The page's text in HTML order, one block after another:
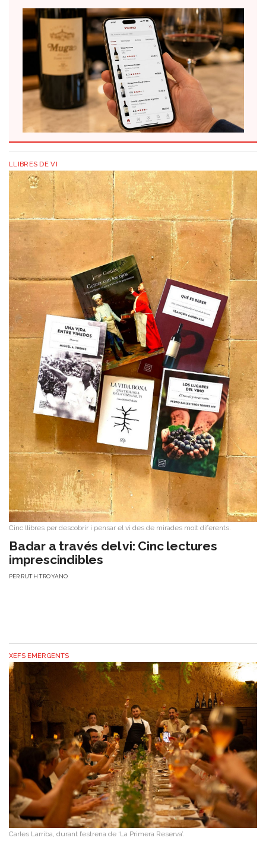
LLIBRES DE VI
Cinc llibres per descobrir i pensar el vi des de mirades molt diferents.
Badar a través del vi: Cinc lectures
imprescindibles
PER RUTH TROYANO
XEFS EMERGENTS
Carles Larriba, durant l’estrena de ‘La Primera Reserva’.